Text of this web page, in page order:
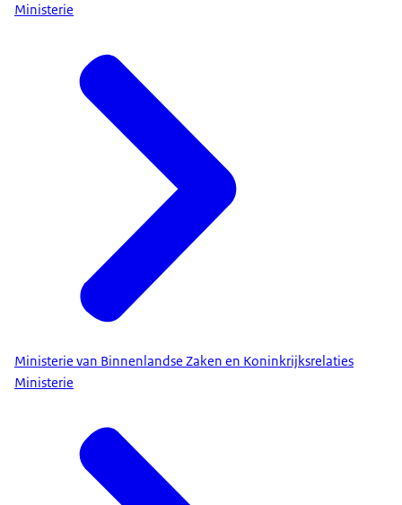
Ministerie
Ministerie van Binnenlandse Zaken en Koninkrijksrelaties
Ministerie